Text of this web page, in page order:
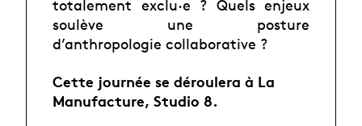
totalement exclu·e ? Quels enjeux
soulève une posture
d’anthropologie collaborative ?
Cette journée se déroulera à La
Manufacture, Studio 8.